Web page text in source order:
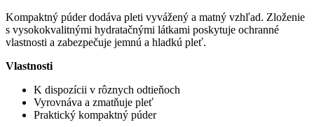
Kompaktný púder dodáva pleti vyvážený a matný vzhľad. Zloženie
s vysokokvalitnými hydratačnými látkami poskytuje ochranné
vlastnosti a zabezpečuje jemnú a hladkú pleť.
Vlastnosti
K dispozícii v rôznych odtieňoch
Vyrovnáva a zmatňuje pleť
Praktický kompaktný púder